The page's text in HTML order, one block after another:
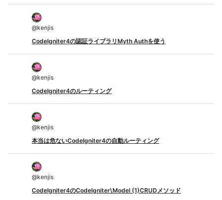
@kenjis
CodeIgniter4の認証ライブラリMyth Authを使う
@kenjis
CodeIgniter4のルーティング
@kenjis
本当は危ないCodeIgniter4の自動ルーティング
@kenjis
CodeIgniter4のCodeIgniter\Model (1)CRUDメソッド